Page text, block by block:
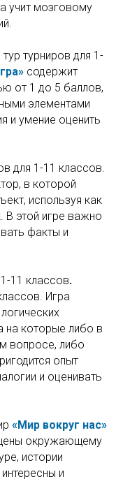
учит мозговому
турниров для 1-
содержит
от 1 до 5 баллов,
элементами
и умение оценить
для 1-11 классов.
в которой
используя как
этой игре важно
факты и
11 классов.
Игра
на которые либо в
вопросе, либо
опыт
и оценивать
«Мир вокруг нас»
окружающему
истории
и